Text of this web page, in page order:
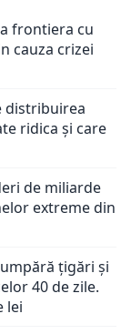
frontiera cu
cauza crizei
distribuirea
ridica și care
de miliarde
extreme din
țigări și
40 de zile.
lei